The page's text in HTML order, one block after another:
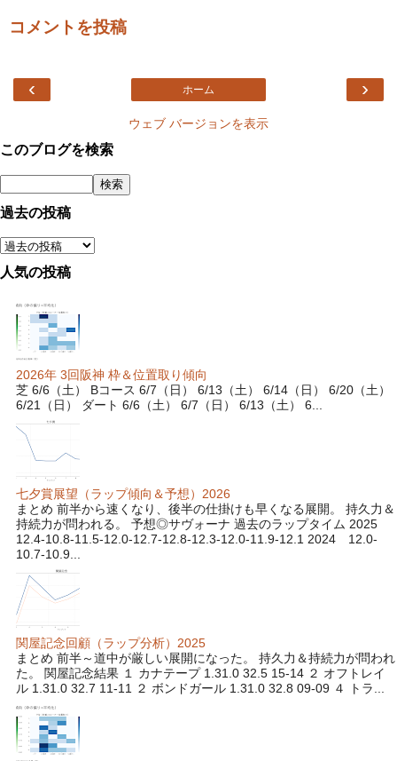
コメントを投稿
‹ ›
ホーム
ウェブ バージョンを表示
このブログを検索
過去の投稿
人気の投稿
2026年 3回阪神 枠＆位置取り傾向
芝 6/6（土） Bコース 6/7（日） 6/13（土） 6/14（日） 6/20（土）
6/21（日） ダート 6/6（土） 6/7（日） 6/13（土） 6...
七夕賞展望（ラップ傾向＆予想）2026
まとめ 前半から速くなり、後半の仕掛けも早くなる展開。 持久力＆
持続力が問われる。 予想◎サヴォーナ 過去のラップタイム 2025
12.4-10.8-11.5-12.0-12.7-12.8-12.3-12.0-11.9-12.1 2024 12.0-
10.7-10.9...
関屋記念回顧（ラップ分析）2025
まとめ 前半～道中が厳しい展開になった。 持久力＆持続力が問われ
た。 関屋記念結果 １ カナテープ 1.31.0 32.5 15-14 ２ オフトレイ
ル 1.31.0 32.7 11-11 ２ ボンドガール 1.31.0 32.8 09-09 ４ トラ...